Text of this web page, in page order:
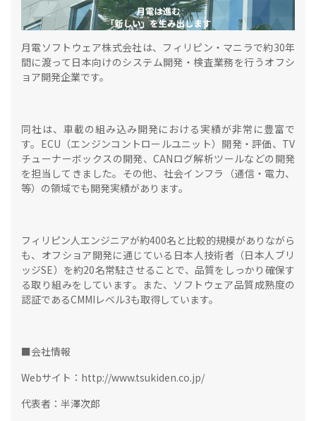
月電ソフトウェア株式会社は、フィリピン・マニラで約30年
間に渡って日本向けのシステム開発・検査業務を行うオフシ
ョア開発企業です。
同社は、車載の組み込み開発における実績が非常に豊富で
す。ECU（エンジンコントロールユニット）開発・評価、TV
チューナーボックスの開発、CANログ解析ツールなどの開発
を担当してきました。その他、​​社会インフラ（通信・電力、
等）の領域でも開発実績があります。
フィリピン人エンジニアが約400名と比較的規模がありながら
も、オフショア開発に通じている日本人技術者（日本人ブリ
ッジSE）を約20名常駐させることで、品質をしっかり確保す
る取り組みをしています。また、ソフトウェア品質成熟度の
認証であるCMMIレベル3も取得しています。
■会社情報
Webサイト：http://www.tsukiden.co.jp/
代表者：半澤次郎